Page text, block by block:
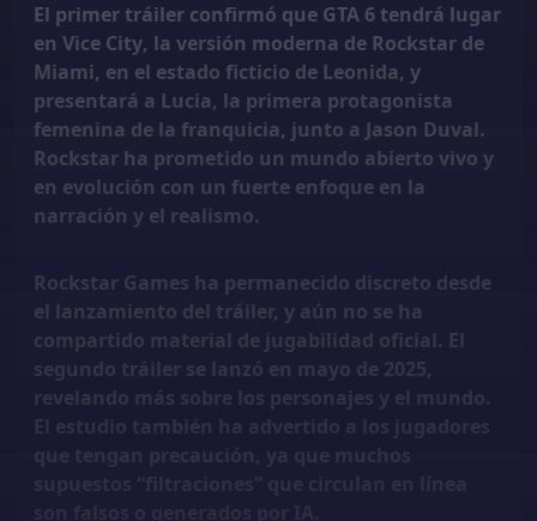
El primer tráiler confirmó que GTA 6 tendrá lugar
en Vice City, la versión moderna de Rockstar de
Miami, en el estado ficticio de Leonida, y
presentará a Lucia, la primera protagonista
femenina de la franquicia, junto a Jason Duval.
Rockstar ha prometido un mundo abierto vivo y
en evolución con un fuerte enfoque en la
narración y el realismo.
Rockstar Games ha permanecido discreto desde
el lanzamiento del tráiler, y aún no se ha
compartido material de jugabilidad oficial. El
segundo tráiler se lanzó en mayo de 2025,
revelando más sobre los personajes y el mundo.
El estudio también ha advertido a los jugadores
que tengan precaución, ya que muchos